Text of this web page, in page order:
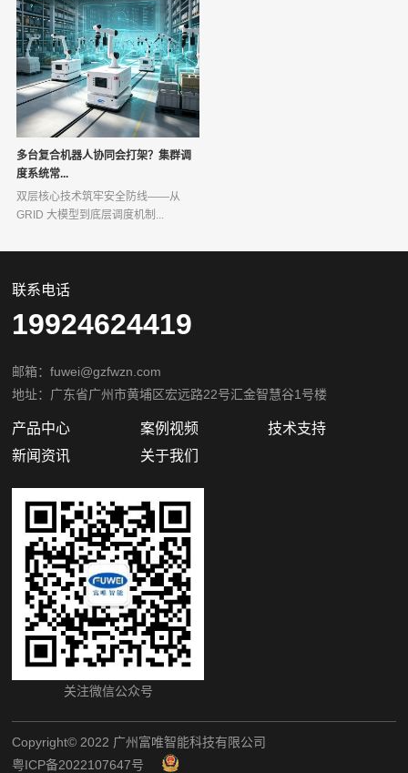
多台复合机器人协同会打架？集群调
度系统常...
双层核心技术筑牢安全防线——从
GRID 大模型到底层调度机制...
联系电话
19924624419
邮箱：fuwei@gzfwzn.com
地址：广东省广州市黄埔区宏远路22号汇金智慧谷1号楼
产品中心 案例视频
技术支持
新闻资讯
关于我们
关注微信公众号
Copyright©️ 2022 广州富唯智能科技有限公司
粤ICP备2022107647号